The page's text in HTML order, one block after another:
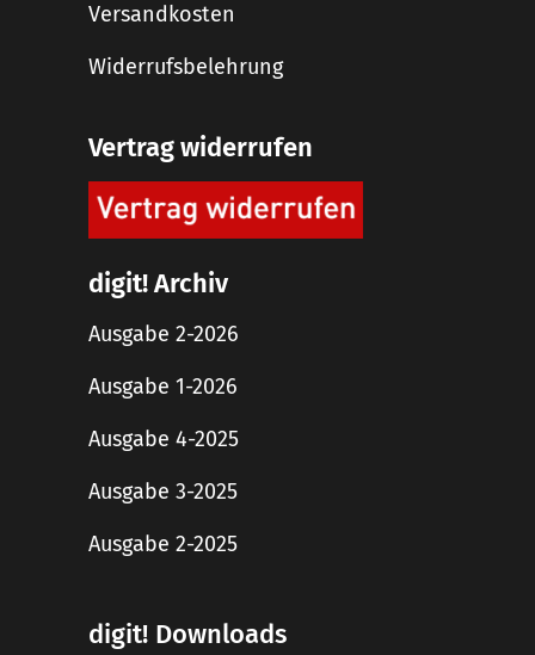
Versandkosten
Widerrufsbelehrung
Vertrag widerrufen
digit! Archiv
Ausgabe 2-2026
Ausgabe 1-2026
Ausgabe 4-2025
Ausgabe 3-2025
Ausgabe 2-2025
digit! Downloads